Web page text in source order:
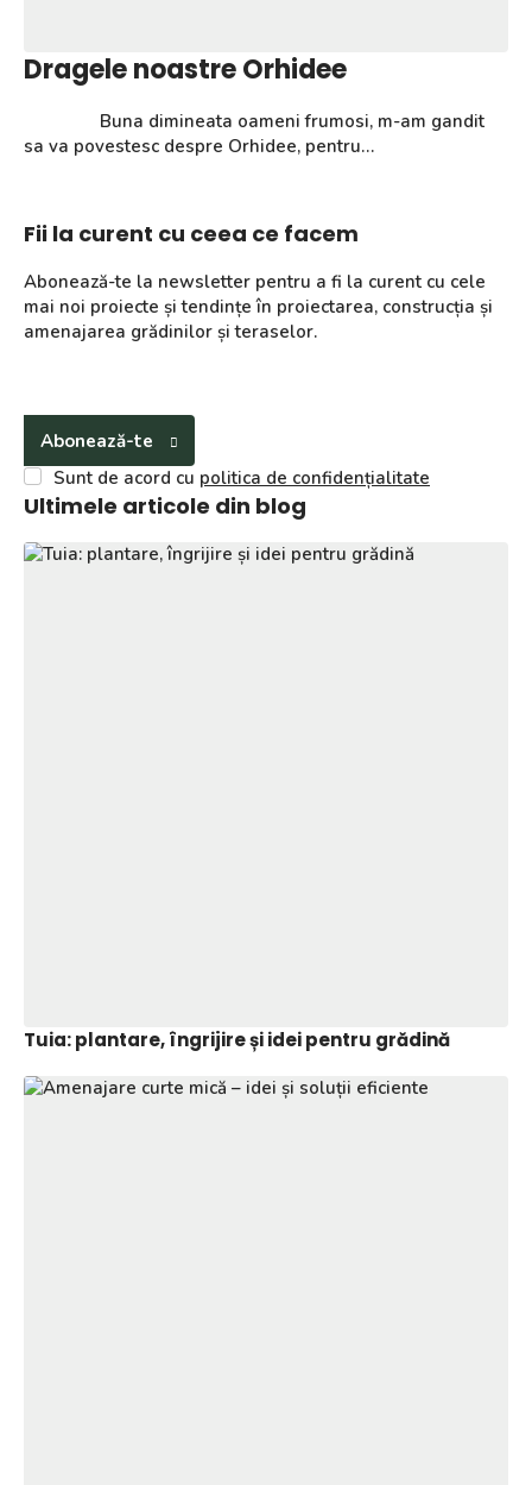
Dragele noastre Orhidee
Buna dimineata oameni frumosi, m-am gandit
sa va povestesc despre Orhidee, pentru…
Fii la curent cu ceea ce facem
Abonează-te la newsletter pentru a fi la curent cu cele
mai noi proiecte și tendințe în proiectarea, construcția și
amenajarea grădinilor și teraselor.
Abonează-te
Sunt de acord cu politica de confidențialitate
Ultimele articole din blog
Tuia: plantare, îngrijire și idei pentru grădină